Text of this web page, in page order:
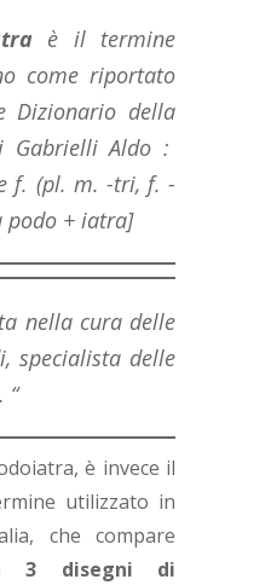
è il termine
come riportato
Dizionario della
Gabrielli Aldo :
f. (pl. m. -tri, f. -
+ iatra]
nella cura delle
specialista delle
“
è invece il
utilizzato in
che compare
3 disegni di